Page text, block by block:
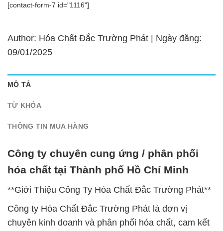
[contact-form-7 id="1116"]
Author: Hóa Chất Đắc Trường Phát | Ngày đăng:
09/01/2025
MÔ TẢ
TỪ KHÓA
THÔNG TIN MUA HÀNG
Công ty chuyên cung ứng / phân phối
hóa chất tại Thành phố Hồ Chí Minh
**Giới Thiệu Công Ty Hóa Chất Đắc Trường Phát**
Công ty Hóa Chất Đắc Trường Phát là đơn vị
chuyên kinh doanh và phân phối hóa chất, cam kết